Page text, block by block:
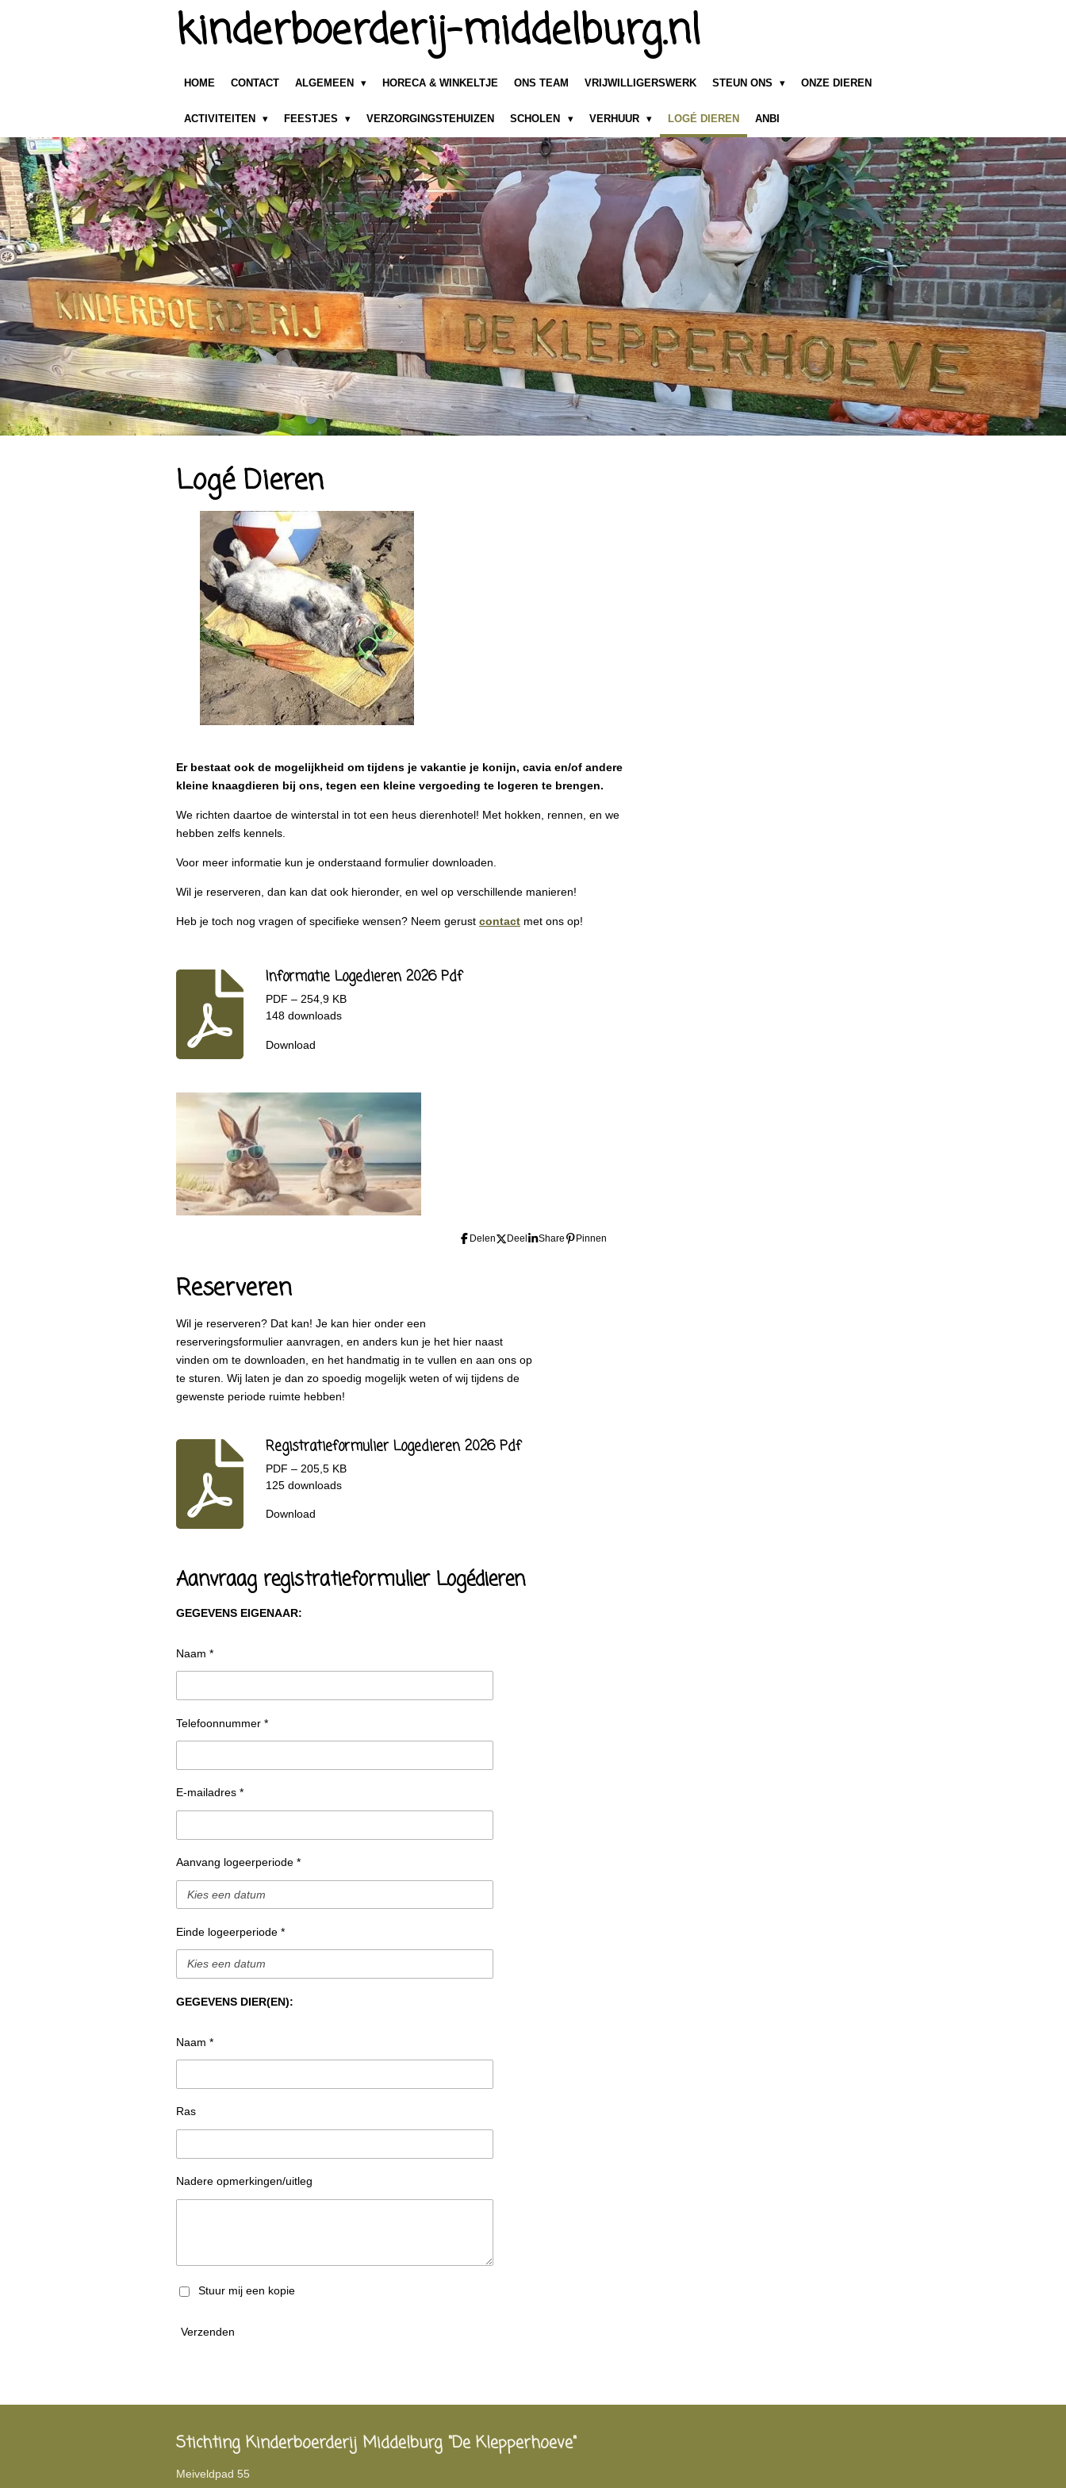
kinderboerderij-middelburg.nl
HOME CONTACT ALGEMEEN HORECA & WINKELTJE ONS TEAM VRIJWILLIGERSWERK STEUN ONS ONZE DIEREN
ACTIVITEITEN FEESTJES VERZORGINGSTEHUIZEN SCHOLEN VERHUUR LOGÉ DIEREN ANBI
Logé Dieren
Er bestaat ook de mogelijkheid om tijdens je vakantie je konijn, cavia en/of andere
kleine knaagdieren bij ons, tegen een kleine vergoeding te logeren te brengen.
We richten daartoe de winterstal in tot een heus dierenhotel! Met hokken, rennen, en we
hebben zelfs kennels.
Voor meer informatie kun je onderstaand formulier downloaden.
Wil je reserveren, dan kan dat ook hieronder, en wel op verschillende manieren!
Heb je toch nog vragen of specifieke wensen? Neem gerust contact met ons op!
Informatie Logedieren 2026 Pdf
PDF – 254,9 KB
148 downloads
Download
Delen Deel Share Pinnen
Reserveren
Wil je reserveren? Dat kan! Je kan hier onder een
reserveringsformulier aanvragen, en anders kun je het hier naast
vinden om te downloaden, en het handmatig in te vullen en aan ons op
te sturen. Wij laten je dan zo spoedig mogelijk weten of wij tijdens de
gewenste periode ruimte hebben!
Registratieformulier Logedieren 2026 Pdf
PDF – 205,5 KB
125 downloads
Download
Aanvraag registratieformulier Logédieren
GEGEVENS EIGENAAR:
Naam *
Telefoonnummer *
E-mailadres *
Aanvang logeerperiode *
Einde logeerperiode *
GEGEVENS DIER(EN):
Naam *
Ras
Nadere opmerkingen/uitleg
Stuur mij een kopie
Verzenden
Stichting Kinderboerderij Middelburg "De Klepperhoeve"
Meiveldpad 55